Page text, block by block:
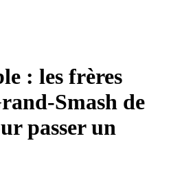
: les frères
Smash de
passer un